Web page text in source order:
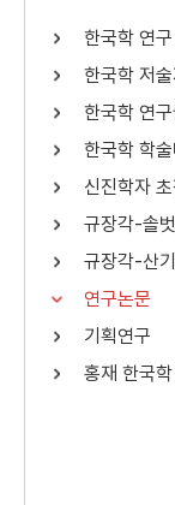
한국학 연
한국학 저
한국학 연
한국학 학술
신진학자
규장각-솔
규장각-산
연구논문
기획연구
홍재 한국